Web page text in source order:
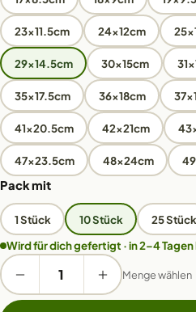
23x11.5cm 24x12cm
29x14.5cm 30x15cm
35x17.5cm 36x18cm
41x20.5cm 42x21cm
47x23.5cm 48x24cm
Pack mit
1 Stück 10 Stück 25 Stück
Wird für dich gefertigt · in 2–4 Tagen
Menge wählen